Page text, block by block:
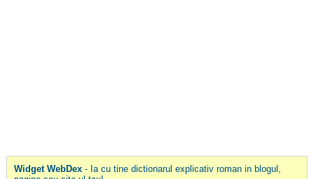
Widget WebDex- Ia cu tine dictionarul explicativ roman in blogul,